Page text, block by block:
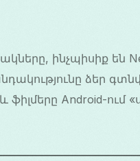
ինչպիսիք են
ձեր
և ֆիլմերը Android-